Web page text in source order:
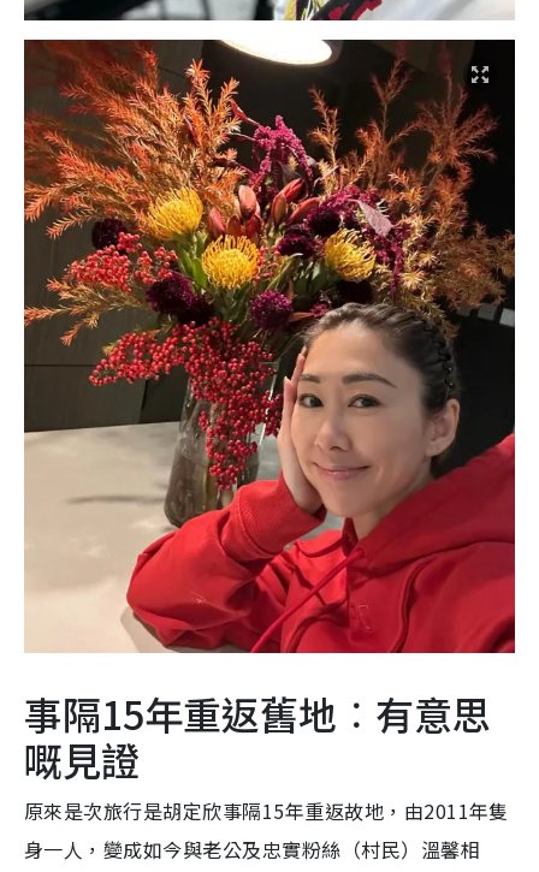
事隔15年重返舊地︰有意思
嘅見證
原來是次旅行是胡定欣事隔15年重返故地，由2011年隻
身一人，變成如今與老公及忠實粉絲（村民）溫馨相